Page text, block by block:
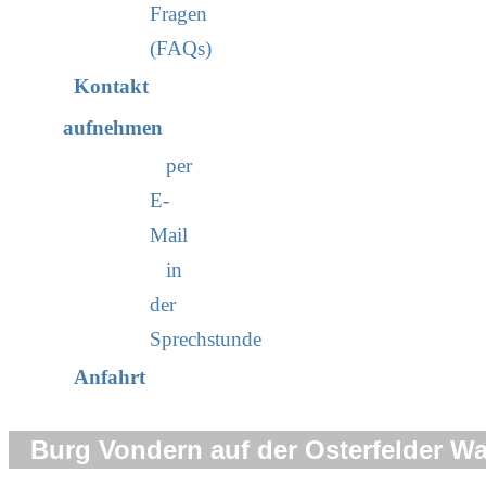
Fragen
(FAQs)
Kontakt
aufnehmen
per
E-
Mail
in
der
Sprechstunde
Anfahrt
Burg Vondern auf der Osterfelder